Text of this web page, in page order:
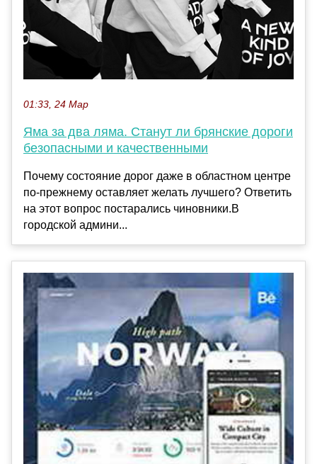
01:33, 24 Мар
Яма за два ляма. Станут ли брянские дороги
безопасными и качественными
Почему состояние дорог даже в областном центре
по-прежнему оставляет желать лучшего? Ответить
на этот вопрос постарались чиновники.В
городской админи...